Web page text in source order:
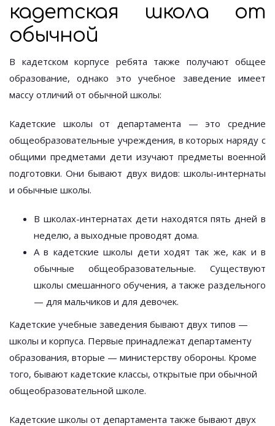
кадетская школа от
обычной
В кадетском корпусе ребята также получают общее
образование, однако это учебное заведение имеет
массу отличий от обычной школы:
Кадетские школы от департамента — это средние
общеобразовательные учреждения, в которых наряду с
общими предметами дети изучают предметы военной
подготовки. Они бывают двух видов: школы-интернаты
и обычные школы.
В школах-интернатах дети находятся пять дней в
неделю, а выходные проводят дома.
А в кадетские школы дети ходят так же, как и в
обычные общеобразовательные. Существуют
школы смешанного обучения, а также раздельного
— для мальчиков и для девочек.
Кадетские учебные заведения бывают двух типов —
школы и корпуса. Первые принадлежат департаменту
образования, вторые — министерству обороны. Кроме
того, бывают кадетские классы, открытые при обычной
общеобразовательной школе.
Кадетские школы от департамента также бывают двух